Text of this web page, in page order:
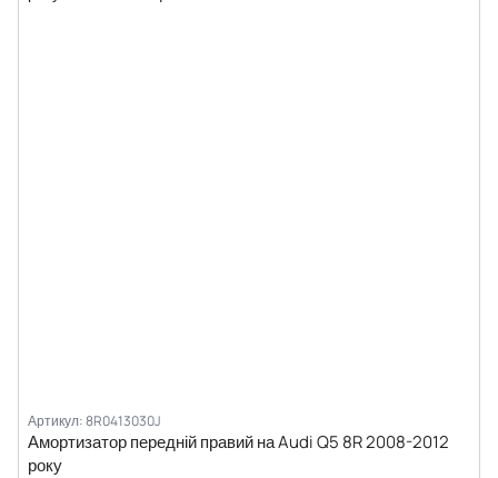
Артикул: 8R0413030J
Амортизатор передній правий на Audi Q5 8R 2008-2012
року